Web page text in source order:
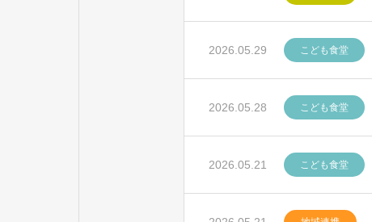
2026.05.29 こども食堂
2026.05.28 こども食堂
2026.05.21 こども食堂